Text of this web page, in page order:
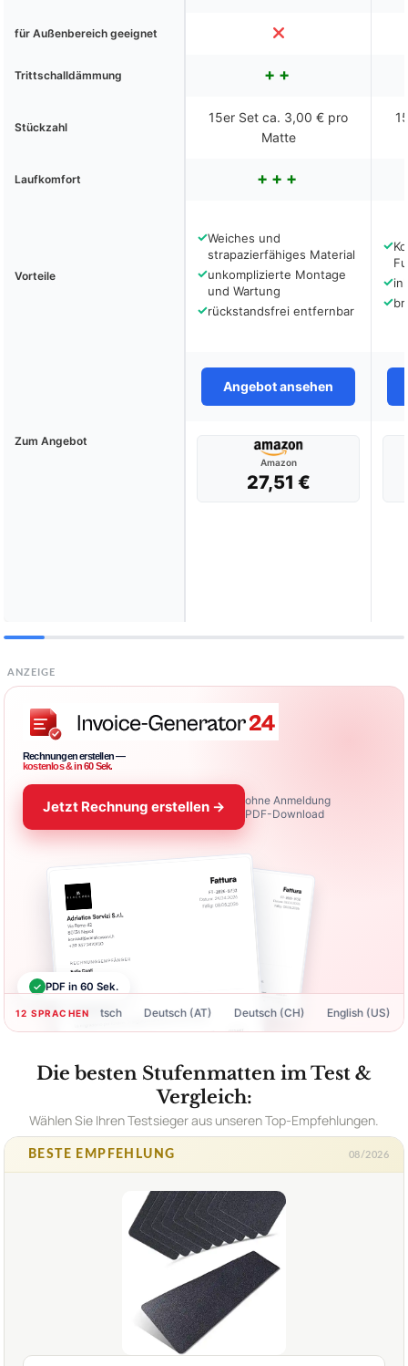
für Außenbereich geeignet
Trittschalldämmung
Stückzahl
15er Set ca. 3,00 € pro
Matte
Laufkomfort
Vorteile
✓Weiches und
strapazierfähiges Material
✓unkomplizierte Montage
und Wartung
✓rückstandsfrei entfernbar
✓
✓
✓
Angebot ansehen
Zum Angebot
Amazon
27,51 €
ANZEIGE
Rechnungen erstellen —
kostenlos & in 60 Sek.
Jetzt Rechnung erstellen →
ohne Anmeldung
PDF-Download
✓ PDF in 60 Sek.
12 SPRACHEN
Deutsch Deutsch (AT) Deutsch (CH) English (US)
Die besten Stufenmatten im Test &
Vergleich:
Wählen Sie Ihren Testsieger aus unseren Top-Empfehlungen.
BESTE EMPFEHLUNG 08/2026